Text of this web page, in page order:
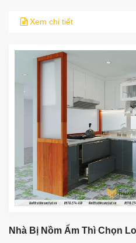
Xem chi tiết
Nhà Bị Nồm Ẩm Thì Chọn